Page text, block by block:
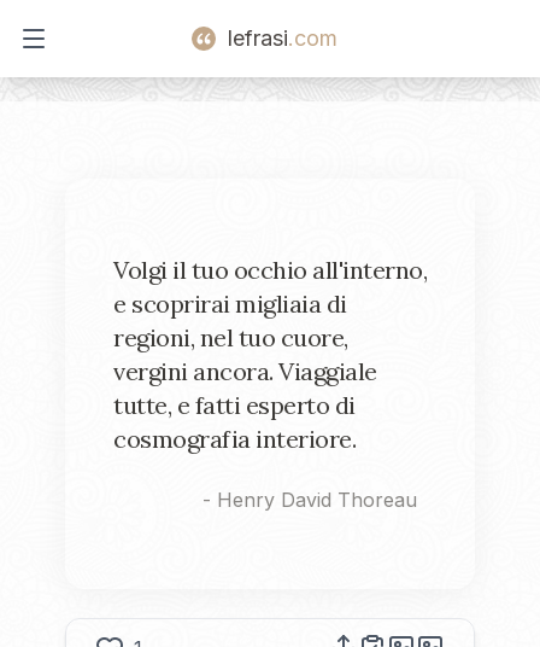
Open main menu
lefrasi.com
Volgi il tuo occhio all'interno,
e scoprirai migliaia di
regioni, nel tuo cuore,
vergini ancora. Viaggiale
tutte, e fatti esperto di
cosmografia interiore.
- Henry David Thoreau